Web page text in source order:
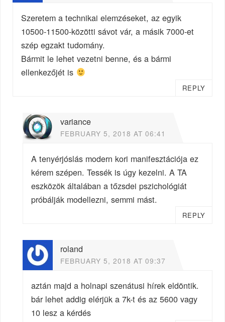
Szeretem a technikai elemzéseket, az egyik
10500-11500-közötti sávot vár, a másik 7000-et
szép egzakt tudomány.
Bármit le lehet vezetni benne, és a bármi
ellenkezőjét is
REPLY
variance
FEBRUARY 5, 2018 AT 06:41
A tenyérjóslás modern kori manifesztációja ez
kérem szépen. Tessék is úgy kezelni. A TA
eszközök általában a tőzsdei pszichológiát
próbálják modellezni, semmi mást.
REPLY
roland
FEBRUARY 5, 2018 AT 09:37
aztán majd a holnapi szenátusi hírek eldöntik.
bár lehet addig elérjük a 7k-t és az 5600 vagy
10 lesz a kérdés